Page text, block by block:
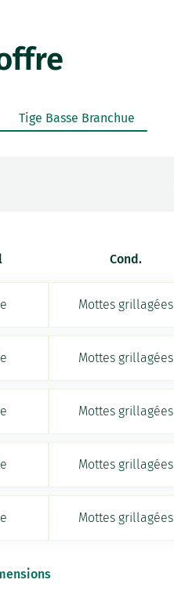
Tige Basse Branchue
Cond.
Mottes grillagées
Mottes grillagées
Mottes grillagées
Mottes grillagées
Mottes grillagées